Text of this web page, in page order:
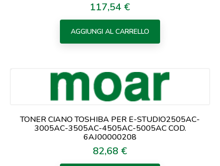
Prezzo
117,54 €
AGGIUNGI AL CARRELLO
TONER CIANO TOSHIBA PER E-STUDIO2505AC-
3005AC-3505AC-4505AC-5005AC COD.
6AJ00000208
Prezzo
82,68 €